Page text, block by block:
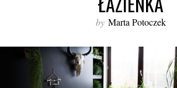
by Marta Potoczek